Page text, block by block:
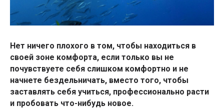
Нет ничего плохого в том, чтобы находиться в
своей зоне комфорта, если только вы не
почувствуете себя слишком комфортно и не
начнете бездельничать, вместо того, чтобы
заставлять себя учиться, профессионально расти
и пробовать что-нибудь новое.